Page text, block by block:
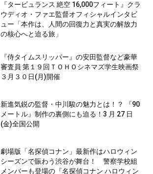
『タービュランス 絶空 16,000フィート』クラ
ウディオ・ファエ監督オフィシャルインタビ
ュー「本作は、人間の回復力と真実の解放力
の核心へと迫る旅」
『侍タイムスリッパー』の安田監督など豪華
審査員 第１９回ＴＯＨＯシネマズ学生映画祭
３月３０日(月)開催
新進気鋭の監督・中川駿の魅力とは！？ 『90
メートル』制作の裏側にも迫る！3 月 27 日
(金)全国公開
劇場版「名探偵コナン」最新作はハロウィン
シーズンで賑わう渋谷が舞台！ 警察学校組
メンバーも登場の『名探偵コナン ハロウィン